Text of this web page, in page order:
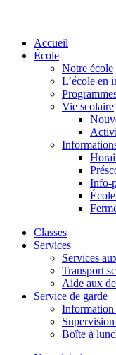
Accueil
École
Notre école
L’école en
Vie scolaire
Info-
Classes
Services
Services
Transport
Aide aux
Service de garde
Information
Boîte à